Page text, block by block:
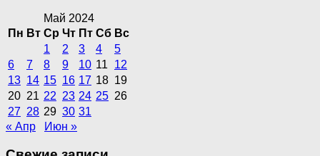
Май 2024
Пн Вт Ср Чт Пт Сб Вс
1
2 3 4
5
6
7 8 9 10 11
12
13 14 15 16 17 18 19
20 21 22 23 24 25 26
27 28 29 30 31
« Апр
Июн »